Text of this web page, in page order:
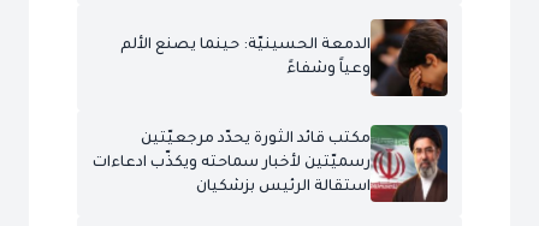
الدمعة الحسينيّة: حينما يصنع الألم
وعياً وشفاءً
مكتب قائد الثورة يحدّد مرجعيّتين
رسميّتين لأخبار سماحته ويكذّب ادعاءات
استقالة الرئيس بزشكيان